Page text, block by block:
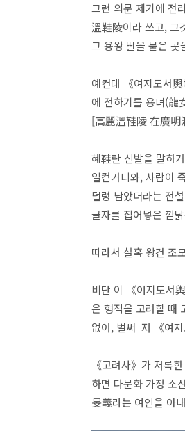
그런 의문 제기에 전
溫鞋陵이라 쓰고, 그
그 용왕 딸을 묻은 곳
예컨대 《여지도서
에 전하기를 용녀(龍
[高麗溫鞋陵 在廣明
혜鞋란 신발을 말하
일컫거니와, 사람이
덜렁 남았더라는 전
글자를 집어넣은 깓
따라서 설혹 왕건 조
비단 이 《여지도서
은 형적을 고려할 때
없어, 벌써 저 《여
《고려사》가 저록
하면 다문화 가정 소
旻義라는 여인을 아